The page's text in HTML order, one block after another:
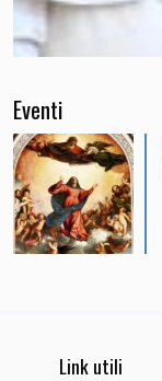
Eventi
Link utili